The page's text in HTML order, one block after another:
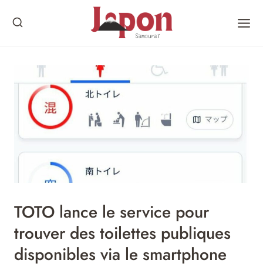
TOTO lance le service pour
trouver des toilettes publiques
disponibles via le smartphone